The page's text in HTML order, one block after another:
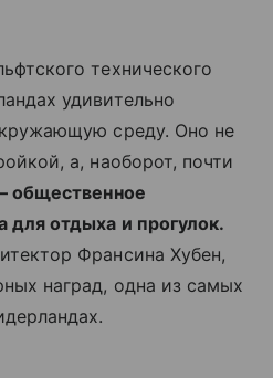
технического
удивительно
среду. Оно не
а, наоборот, почти
общественное
для отдыха и прогулок.
Франсина Хубен,
наград, одна из самых